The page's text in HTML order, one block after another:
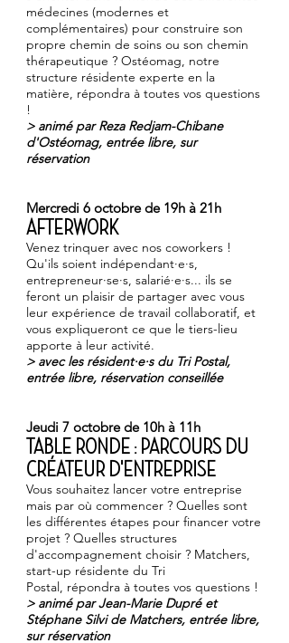
médecines (modernes et
complémentaires) pour construire son
propre chemin de soins ou son chemin
thérapeutique ? Ostéomag, notre
structure résidente experte en la
matière, répondra à toutes vos questions
!
> animé parReza Redjam-Chibane
d'Ostéomag, entrée libre, sur
réservation
Mercredi 6 octobre de 19h à 21h
AFTERWORK
Venez trinquer avec nos coworkers !
Qu'ils soient indépendant·e·s,
entrepreneur·se·s, salarié·e·s... ils se
feront un plaisir de partager avec vous
leur expérience de travail collaboratif, et
vous expliqueront ce que le tiers-lieu
apporte à leur activité.
> avec les résident·e·s du Tri Postal,
entrée libre, réservation conseillée
Jeudi 7 octobre de 10h à 11h
TABLE RONDE : PARCOURS DU
CRÉATEUR D'ENTREPRISE
Vous souhaitez lancer votre entreprise
mais par où commencer ? Quelles sont
les différentes étapes pour financer votre
projet ? Quelles structures
d'accompagnement choisir ? Matchers,
start-up résidente du Tri
Postal, répondra à toutes vos questions !
> animé parJean-Marie Dupréet
Stéphane Silvide Matchers, entrée libre,
sur réservation